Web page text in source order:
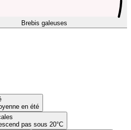
Brebis galeuses
en été
pas sous 20°C